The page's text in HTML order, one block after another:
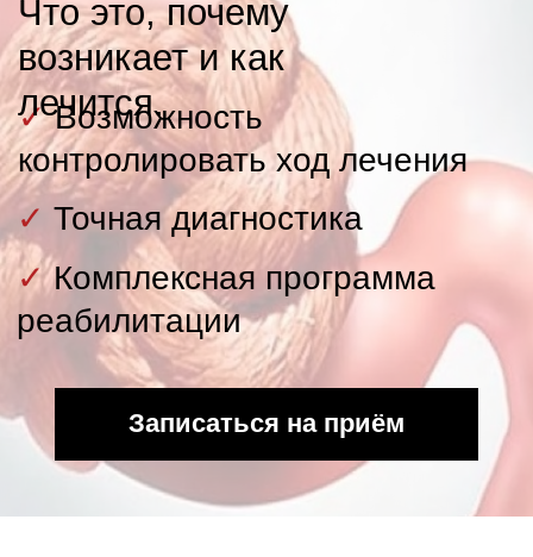
✓Точная диагностика
✓Комплексная программа
реабилитации
Записаться на приём
Приём врача
колопроктолога, хирурга
2800₽
Проводят